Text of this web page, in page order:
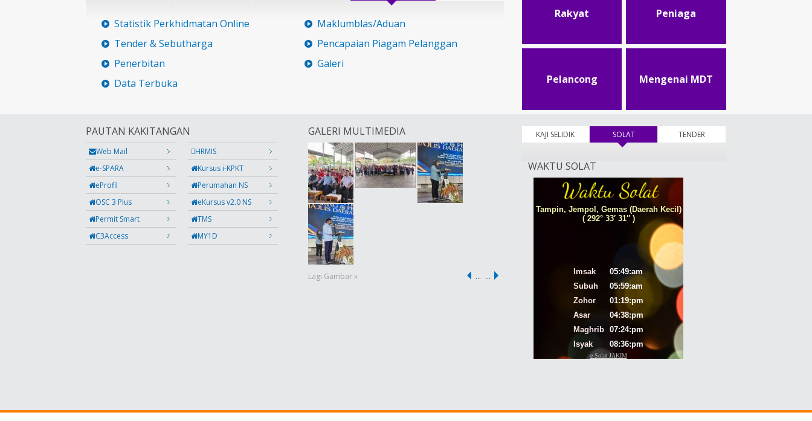
Statistik Perkhidmatan Online
Tender & Sebutharga
Penerbitan
Data Terbuka
Maklumblas/Aduan
Pencapaian Piagam Pelanggan
Galeri
Rakyat Peniaga
Pelancong Mengenai MDT
PAUTAN KAKITANGAN
Web Mail
HRMIS
e-SPARA
Kursus i-KPKT
eProfil
Perumahan NS
OSC 3 Plus
eKursus v2.0 NS
Permit Smart
TMS
C3Access
MY1D
GALERI MULTIMEDIA
Lagi Gambar » … …
KAJI SELIDIK SOLAT(tab aktif) TENDER
WAKTU SOLAT